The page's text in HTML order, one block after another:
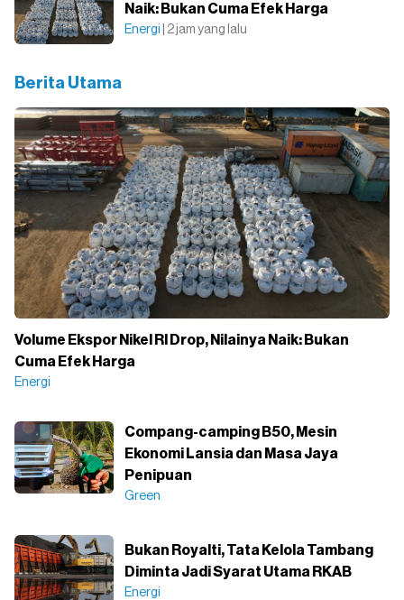
Naik: Bukan Cuma Efek Harga
Energi | 2 jam yang lalu
Berita Utama
Volume Ekspor Nikel RI Drop, Nilainya Naik: Bukan
Cuma Efek Harga
Energi
Compang-camping B50, Mesin
Ekonomi Lansia dan Masa Jaya
Penipuan
Green
Bukan Royalti, Tata Kelola Tambang
Diminta Jadi Syarat Utama RKAB
Energi